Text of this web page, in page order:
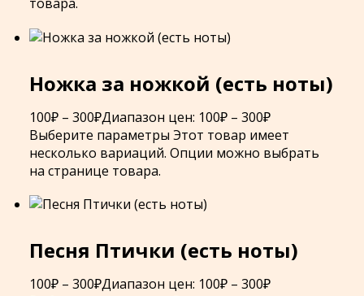
Ножка за ножкой (есть ноты)
100₽ – 300₽Диапазон цен: 100₽ – 300₽
Выберите параметры Этот товар имеет
несколько вариаций. Опции можно выбрать
на странице товара.
Песня Птички (есть ноты)
100₽ – 300₽Диапазон цен: 100₽ – 300₽